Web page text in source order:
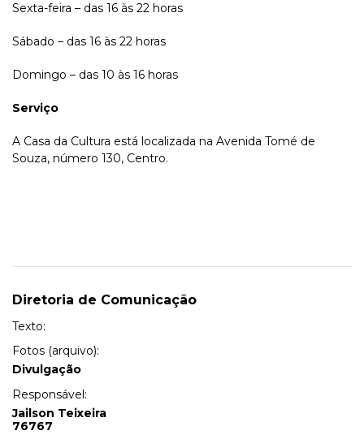
Sexta-feira – das 16 às 22 horas
Sábado – das 16 às 22 horas
Domingo – das 10 às 16 horas
Serviço
A Casa da Cultura está localizada na Avenida Tomé de
Souza, número 130, Centro.
Diretoria de Comunicação
Texto:
Fotos (arquivo):
Divulgação
Responsável:
Jailson Teixeira
76767